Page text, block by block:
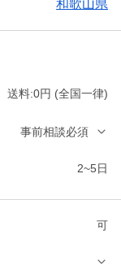
和歌山県
送料:0円 (全国一律)
事前相談必須
2~5日
可